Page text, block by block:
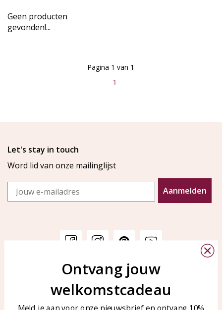
Geen producten
gevonden!...
1
Pagina 1 van 1
Let's stay in touch
Word lid van onze mailinglijst
Email
Aanmelden
Veelgestelde vragen
Sieraden onderhouden
KAYA Sieraden
Bellen of WhatsApp Ma-Vr
tussen 09:00-17:00
Ontvang jouw
welkomstcadeau
Meld je aan voor onze nieuwsbrief en ontvang 10%